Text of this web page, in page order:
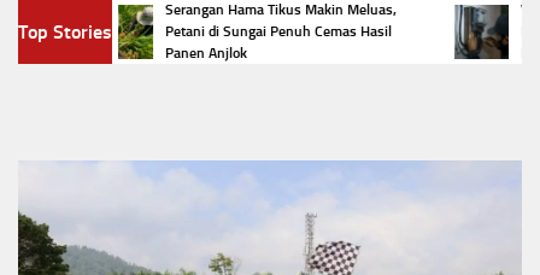
Top Stories
Serangan Hama Tikus Makin Meluas,
Petani di Sungai Penuh Cemas Hasil
Panen Anjlok
Viral
Listrik